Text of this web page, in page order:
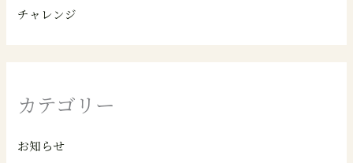
チャレンジ
カテゴリー
お知らせ